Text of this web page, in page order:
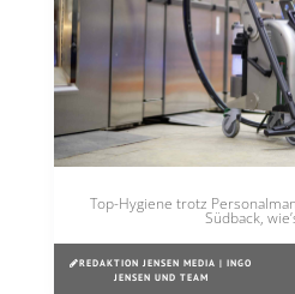
Top-Hygiene trotz
Südback,
REDAKTION JENSEN MEDIA | INGO
JENSEN UND TEAM